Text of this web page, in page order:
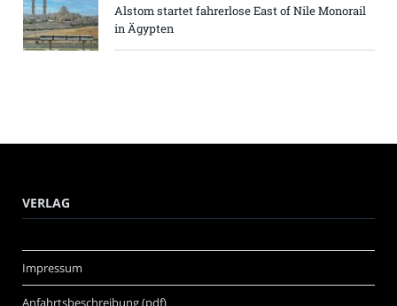
Alstom startet fahrerlose East of Nile Monorail
in Ägypten
VERLAG
Impressum
Anfahrtsbeschreibung (pdf)